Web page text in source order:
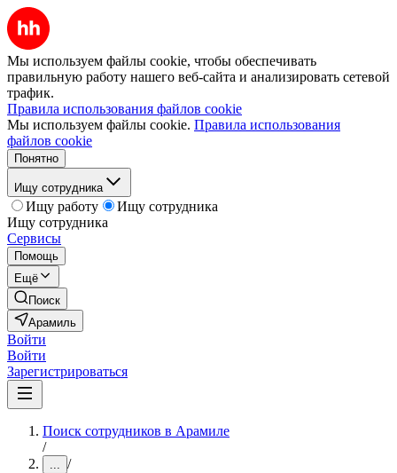
Мы используем файлы cookie, чтобы обеспечивать
правильную работу нашего веб-сайта и анализировать сетевой
трафик.
Правила использования файлов cookie
Мы используем файлы cookie. Правила использования
файлов cookie
Понятно
Ищу сотрудника
Ищу работу
Ищу сотрудника
Ищу сотрудника
Сервисы
Помощь
Ещё
Поиск
Арамиль
Войти
Войти
Зарегистрироваться
Поиск сотрудников в Арамиле
/
... /